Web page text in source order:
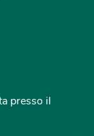
presso il